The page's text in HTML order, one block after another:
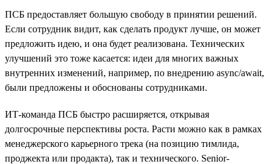
ПСБ предоставляет большую свободу в принятии решений.
Если сотрудник видит, как сделать продукт лучше, он может
предложить идею, и она будет реализована. Технических
улучшений это тоже касается: идеи для многих важных
внутренних изменений, например, по внедрению async/await,
были предложены и обоснованы сотрудниками.
ИТ-команда ПСБ быстро расширяется, открывая
долгосрочные перспективы роста. Расти можно как в рамках
менеджерского карьерного трека (на позицию тимлида,
проджекта или продакта), так и технического. Senior-